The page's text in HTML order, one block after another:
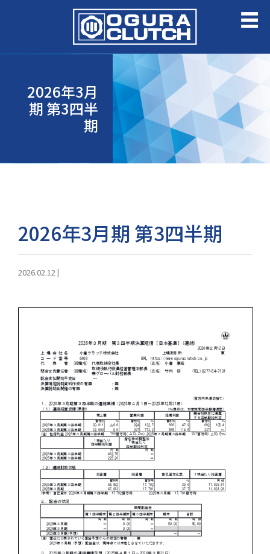
2026年3月
期 第3四半
期
2026年3月期 第3四半期
2026.02.12|